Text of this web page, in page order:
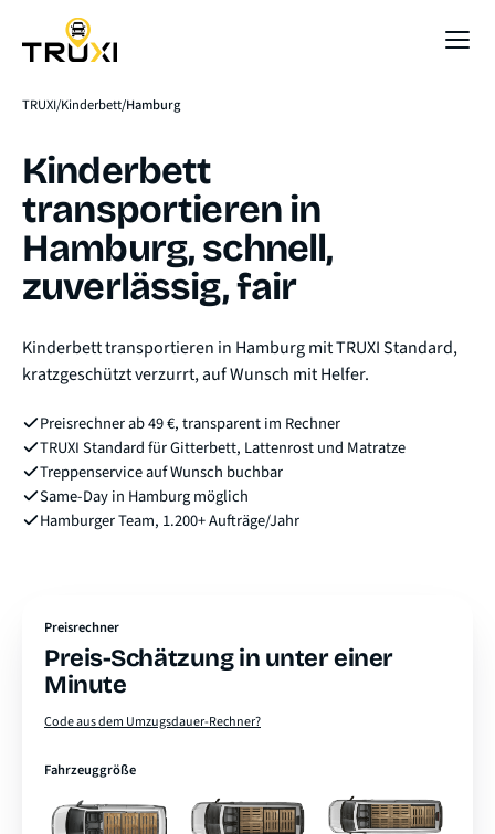
TRUXI Kinderbett Hamburg
Kinderbett
transportieren in
Hamburg, schnell,
zuverlässig, fair
Kinderbett transportieren in Hamburg mit TRUXI Standard,
kratzgeschützt verzurrt, auf Wunsch mit Helfer.
Preisrechner ab 49 €, transparent im Rechner
TRUXI Standard für Gitterbett, Lattenrost und Matratze
Treppenservice auf Wunsch buchbar
Same-Day in Hamburg möglich
Hamburger Team, 1.200+ Aufträge/Jahr
Preisrechner
Preis-Schätzung in unter einer
Minute
Code aus dem Umzugsdauer-Rechner?
Fahrzeuggröße